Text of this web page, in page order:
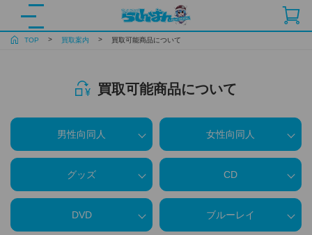
TOP 買取案内 買取可能商品について
買取可能商品について
男性向同人 女性向同人
グッズ CD
DVD ブルーレイ